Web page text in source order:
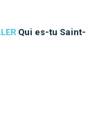
Qui es-tu Saint-